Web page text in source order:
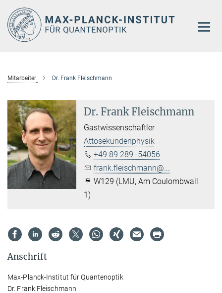
Hauptinhalt
Mitarbeiter Dr. Frank Fleischmann
Dr. Frank Fleischmann
Gastwissenschaftler
Attosekundenphysik
+49 89 289 -54056
frank.fleischmann@...
W129 (LMU, Am Coulombwall
1)
Anschrift
Max-Planck-Institut für Quantenoptik
Dr. Frank Fleischmann